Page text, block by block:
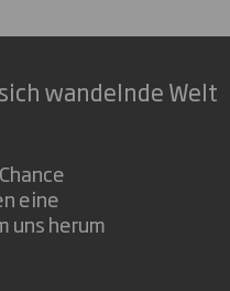
wandelnde Welt
eine
uns herum